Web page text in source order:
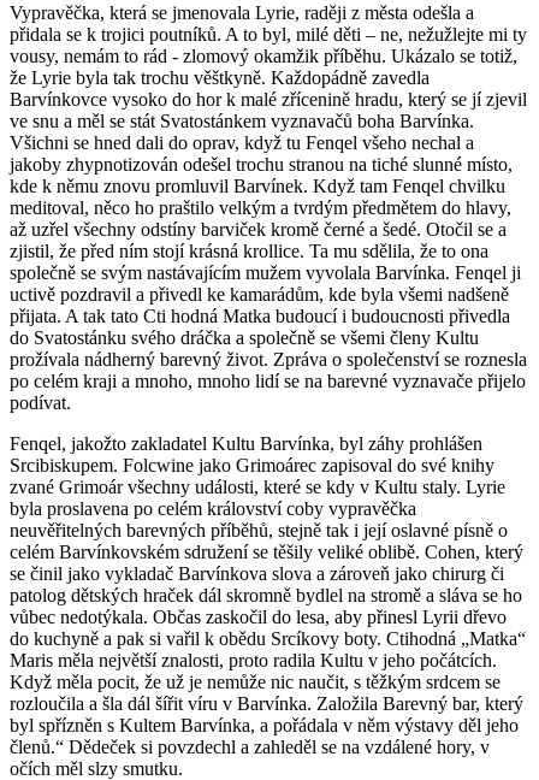
Vypravěčka, která se jmenovala Lyrie, raději z města odešla a
přidala se k trojici poutníků. A to byl, milé děti – ne, nežužlejte mi ty
vousy, nemám to rád - zlomový okamžik příběhu. Ukázalo se totiž,
že Lyrie byla tak trochu věštkyně. Každopádně zavedla
Barvínkovce vysoko do hor k malé zřícenině hradu, který se jí zjevil
ve snu a měl se stát Svatostánkem vyznavačů boha Barvínka.
Všichni se hned dali do oprav, když tu Fenqel všeho nechal a
jakoby zhypnotizován odešel trochu stranou na tiché slunné místo,
kde k němu znovu promluvil Barvínek. Když tam Fenqel chvilku
meditoval, něco ho praštilo velkým a tvrdým předmětem do hlavy,
až uzřel všechny odstíny barviček kromě černé a šedé. Otočil se a
zjistil, že před ním stojí krásná krollice. Ta mu sdělila, že to ona
společně se svým nastávajícím mužem vyvolala Barvínka. Fenqel ji
uctivě pozdravil a přivedl ke kamarádům, kde byla všemi nadšeně
přijata. A tak tato Cti hodná Matka budoucí i budoucnosti přivedla
do Svatostánku svého dráčka a společně se všemi členy Kultu
prožívala nádherný barevný život. Zpráva o společenství se roznesla
po celém kraji a mnoho, mnoho lidí se na barevné vyznavače přijelo
podívat.
Fenqel, jakožto zakladatel Kultu Barvínka, byl záhy prohlášen
Srcibiskupem. Folcwine jako Grimoárec zapisoval do své knihy
zvané Grimoár všechny události, které se kdy v Kultu staly. Lyrie
byla proslavena po celém království coby vypravěčka
neuvěřitelných barevných příběhů, stejně tak i její oslavné písně o
celém Barvínkovském sdružení se těšily veliké oblibě. Cohen, který
se činil jako vykladač Barvínkova slova a zároveň jako chirurg či
patolog dětských hraček dál skromně bydlel na stromě a sláva se ho
vůbec nedotýkala. Občas zaskočil do lesa, aby přinesl Lyrii dřevo
do kuchyně a pak si vařil k obědu Srcíkovy boty. Ctihodná „Matka“
Maris měla největší znalosti, proto radila Kultu v jeho počátcích.
Když měla pocit, že už je nemůže nic naučit, s těžkým srdcem se
rozloučila a šla dál šířit víru v Barvínka. Založila Barevný bar, který
byl spřízněn s Kultem Barvínka, a pořádala v něm výstavy děl jeho
členů.“ Dědeček si povzdechl a zahleděl se na vzdálené hory, v
očích měl slzy smutku.